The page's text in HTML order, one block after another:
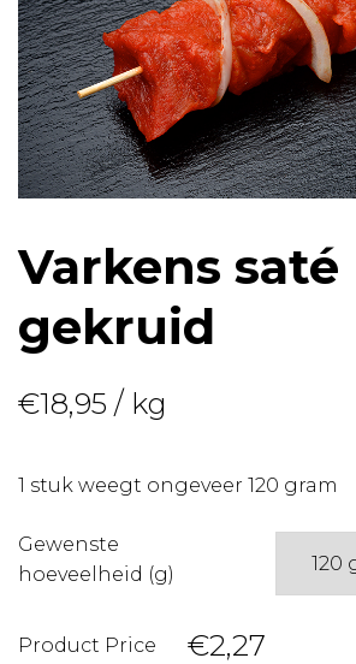
Varkens saté
gekruid
€18,95 / kg
1 stuk weegt ongeveer 120 gram
Gewenste
hoeveelheid (g)
Product Price €2,27